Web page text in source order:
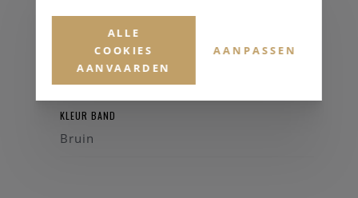
HORLOGEBAND
KLEUR BAND
Bruin
ALLE
COOKIES
AANVAARDEN
AANPASSEN